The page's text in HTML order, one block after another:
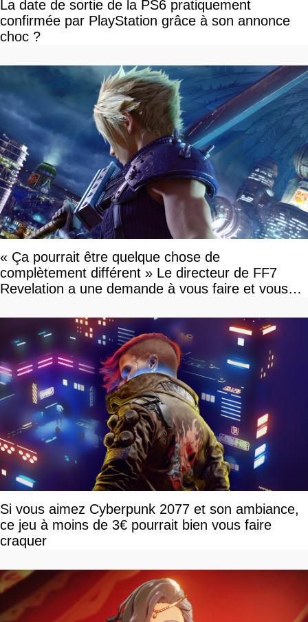
La date de sortie de la PS6 pratiquement
confirmée par PlayStation grâce à son annonce
choc ?
« Ça pourrait être quelque chose de
complètement différent » Le directeur de FF7
Revelation a une demande à vous faire et vous
Si vous aimez Cyberpunk 2077 et son ambiance,
ce jeu à moins de 3€ pourrait bien vous faire
craquer